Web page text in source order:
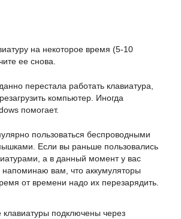
на некоторое время (5-10
ее снова.
перестала работать клавиатура,
компьютер. Иногда
помогает.
пользоваться беспроводными
Если вы раньше пользовались
а в данный момент у вас
напоминаю вам, что аккумуляторы
от времени надо их перезарядить.
подключены через